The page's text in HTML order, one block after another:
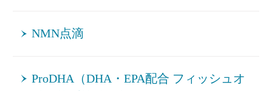
NMN点滴
ProDHA（DHA・EPA配合 フィッシュオ